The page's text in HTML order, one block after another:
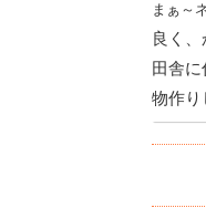
まぁ～
良く、
田舎に
物作り